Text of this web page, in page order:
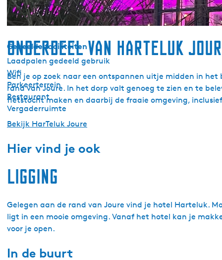
Waterkoker
Televisie
Gedeelde faciliteiten
Laadpalen gedeeld gebruik
Wifi
Parkeerterrein
Restaurant
Vergaderruimte
Onderdeel van HarTeluk
Ben je op zoek naar een ontspannen uitje midden in
rand van Joure. In het dorp valt genoeg te zien en te
fietstocht maken en daarbij de fraaie omgeving,
Bekijk HarTeluk Joure
Hier vind je ook